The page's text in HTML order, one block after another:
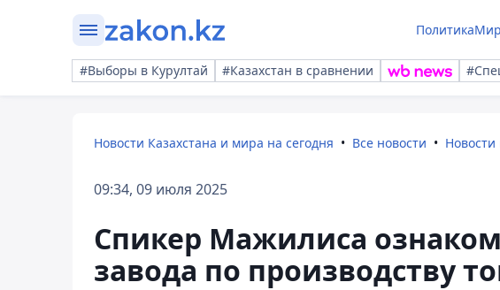
ПолитикаМир
#Выборы в Курултай #Казахстан в сравнении
Новости Казахстана и мира на сегодня Все новости Новости
09:34, 09 июля 2025
Спикер Мажилиса
завода по производству